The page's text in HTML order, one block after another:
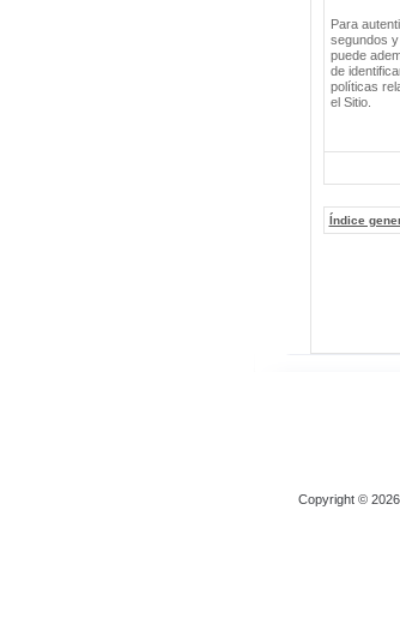
Para
segundos
puede
de
políticas
el Sitio.
Índice
Copyright © 2026